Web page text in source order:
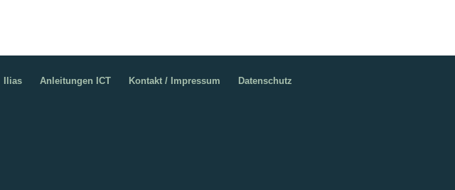
Ilias Anleitungen ICT Kontakt / Impressum Datenschutz